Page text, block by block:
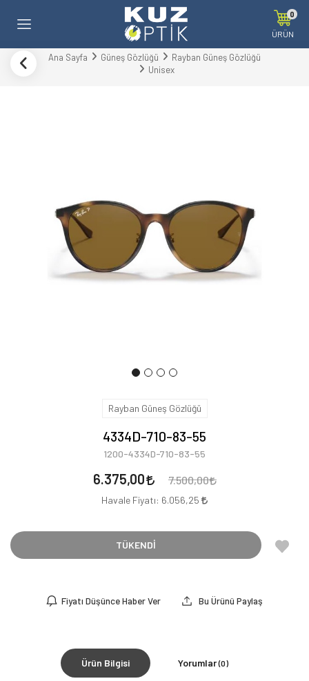
0
ÜRÜN
Ana Sayfa Güneş Gözlüğü
Rayban Güneş Gözlüğü
Unisex
Rayban Güneş Gözlüğü
4334D-710-83-55
1200-4334D-710-83-55
6.375,00 7.500,00
Havale Fiyatı: 6.056,25
TÜKENDİ
Fiyatı Düşünce Haber Ver Bu Ürünü Paylaş
Ürün Bilgisi Yorumlar(0)